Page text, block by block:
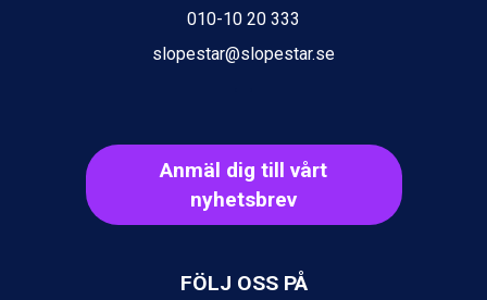
Sauze dOulx från 6.145 kr.
Arabba från 11.045 kr.
Passo Tonale från 5.895 kr.
Sölden från 12.995 kr.
Saalbach från 9.445 kr.
Champoluc från 5.945 kr.
Ischgl från 11.295 kr.
010-10 20 333
slopestar@slopestar.se
Anmäl dig till vårt
nyhetsbrev
FÖLJ OSS PÅ